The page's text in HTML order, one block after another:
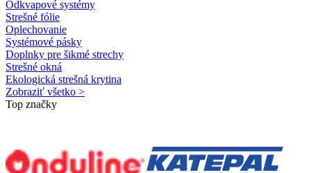
Odkvapové systémy
Strešné fólie
Oplechovanie
Systémové pásky
Doplnky pre šikmé strechy
Strešné okná
Ekologická strešná krytina
Zobraziť všetko >
Top značky